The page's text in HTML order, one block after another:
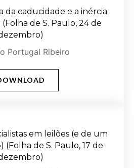
da caducidade e a inércia
de S. Paulo, 24 de
Portugal Ribeiro
em leilões (e de um
(Folha de S. Paulo, 17 de